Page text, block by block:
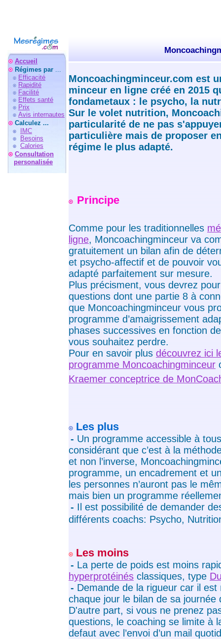
Accueil
Régimes par ...
Efficacité
Rapidité
Facilité
Effets santé
Prix
Avis internautes
Calculez ...
IMC
Besoins
Calories
Consultation
personalisée
Moncoachingminceur.com est
minceur en ligne créé en 2015
fondametaux : le psycho, la
Sur le volet nutrition,
particularité de ne pas
particulière mais de proposer
régime le plus adapté.
Principe
Comme pour les traditionnelles
ligne, Moncoachingminceur va
gratuitement un bilan afin de
et psycho-affectif et de pouvoir
adapté parfaitement sur mesure.
Plus précisment, vous devrez
questions dont une partie 8 à
que Moncoachingminceur vous
programme d’amaigrissement
phases successives en fonction
vous souhaitez perdre.
Pour en savoir plus découvrez ici
programme Moncoachingminceur
Kraemer conceptrice de
Les plus
- Un programme accessible à
considérant que c’est à la
et non l’inverse,
programme, un encadrement et
les personnes n’auront pas le
mais bien un programme
- Il est possibilité de demander
différents coachs: Psycho,
Les moins
- La perte de poids est moins
hyperprotéinés classiques, type
- Demande de la rigueur car il
chaque jour le bilan de sa journée
D'autre part, si vous ne prenez
questions, le coaching se limite à
defaut avec l’envoi d’un mail